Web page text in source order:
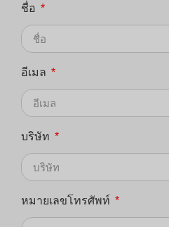
ชื่อ
อีเมล
บริษัท
หมายเลขโทรศัพท์